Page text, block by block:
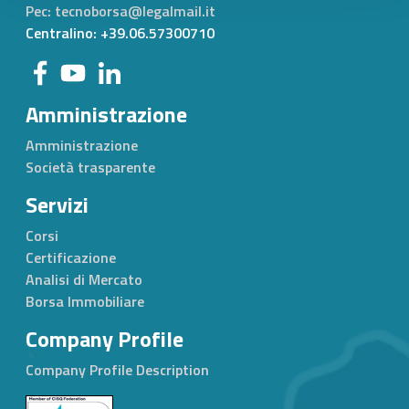
Pec: tecnoborsa@legalmail.it
Centralino: +39.06.57300710
Amministrazione
Amministrazione
Società trasparente
Servizi
Corsi
Certificazione
Analisi di Mercato
Borsa Immobiliare
Company Profile
Company Profile Description